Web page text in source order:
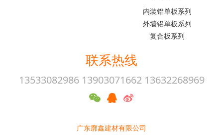
内装铝单板系列
外墙铝单板系列
复合板系列
联系热线
13533082986 13903071662 13632268969
广东廓鑫建材有限公司